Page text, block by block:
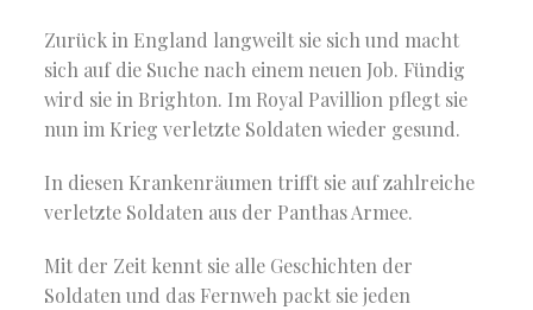
Zurück in England langweilt sie sich und macht
sich auf die Suche nach einem neuen Job. Fündig
wird sie in Brighton. Im Royal Pavillion pflegt sie
nun im Krieg verletzte Soldaten wieder gesund.
In diesen Krankenräumen trifft sie auf zahlreiche
verletzte Soldaten aus der Panthas Armee.
Mit der Zeit kennt sie alle Geschichten der
Soldaten und das Fernweh packt sie jeden